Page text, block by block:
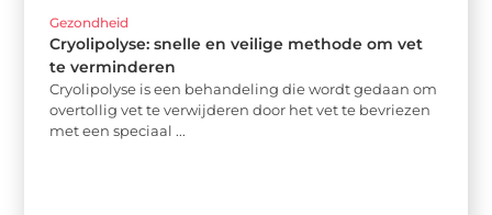
Gezondheid
Cryolipolyse: snelle en veilige methode om vet
te verminderen
Cryolipolyse is een behandeling die wordt gedaan om
overtollig vet te verwijderen door het vet te bevriezen
met een speciaal ...